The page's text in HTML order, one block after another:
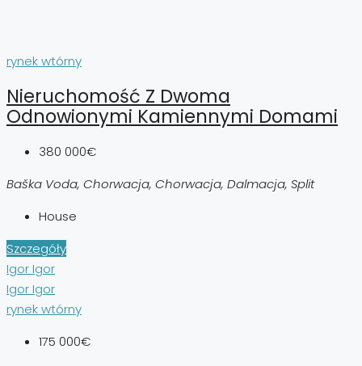
rynek wtórny
Nieruchomość Z Dwoma
Odnowionymi Kamiennymi Domami
380 000€
Baška Voda, Chorwacja, Chorwacja, Dalmacja, Split
House
Szczegóły
Igor Igor
Igor Igor
rynek wtórny
175 000€